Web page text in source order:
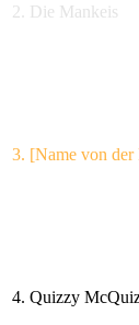
2. Die Mankeis
3. [Name von der
4. Quizzy